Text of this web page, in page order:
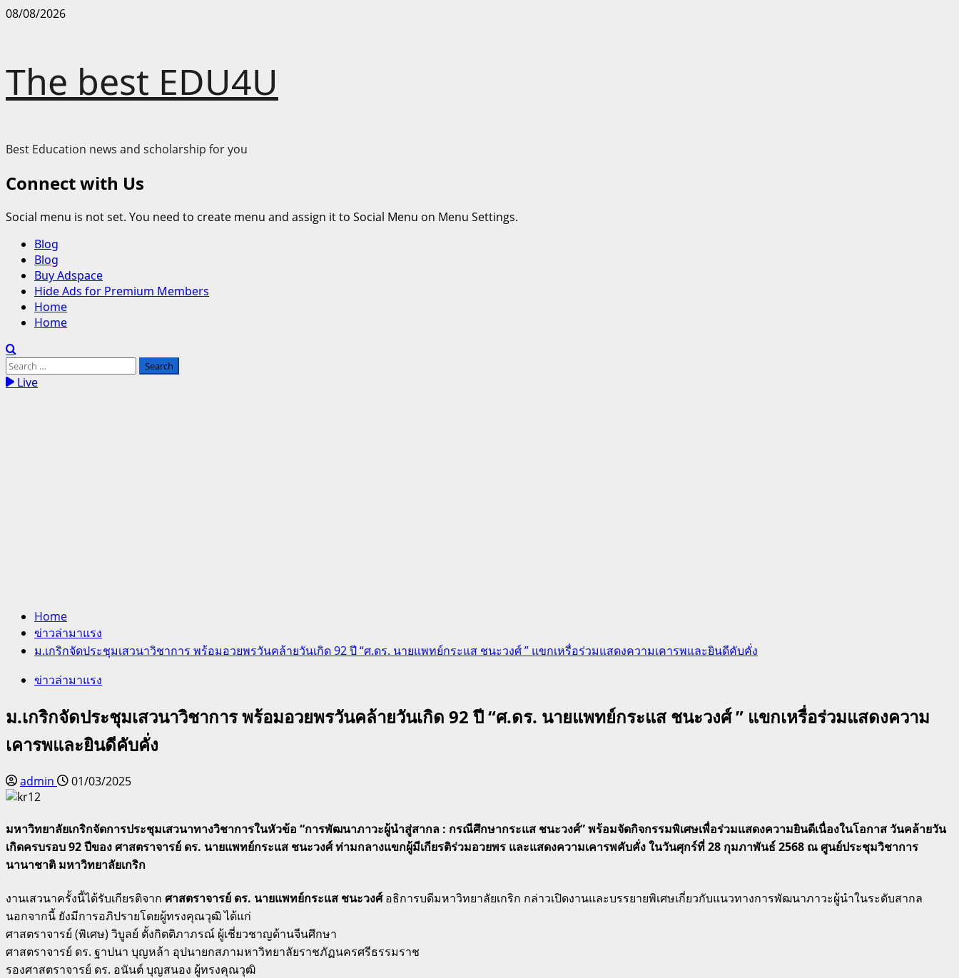
Skip
08/08/2026
The best EDU4U
Best Education news and scholarship for you
Connect with Us
Social menu is not set. You need to create menu and assign it to Social Menu on Menu Settings.
Primary
Menu
Blog
Blog
Buy Adspace
Hide Ads for Premium Members
Home
Home
Search
for:Live
Home
ข่าวล่ามาแรง
ม.เกริกจัดประชุมเสวนาวิชาการ พร้อมอวยพรวันคล้ายวันเกิด 92 ปี “ศ.ดร. นายแพทย์กระแส ชนะวงศ์ ” แขกเหรื่อร่วมแสดงความเคารพและยินดีคับคั่ง
ข่าวล่ามาแรง
ม.เกริกจัดประชุมเสวนาวิชาการ พร้อมอวยพรวันคล้ายวันเกิด 92 ปี “ศ.ดร. นายแพทย์กระแส ชนะวงศ์ ” แขกเหรื่อร่วมแสดงความ
เคารพและยินดีคับคั่ง
admin 01/03/2025
มหาวิทยาลัยเกริกจัดการประชุมเสวนาทางวิชาการในหัวข้อ “การพัฒนาภาวะผู้นำสู่สากล : กรณีศึกษากระแส ชนะวงศ์” พร้อมจัดกิจกรรมพิเศษเพื่อร่วมแสดงความยินดีเนื่องในโอกาส วันคล้ายวัน
เกิดครบรอบ 92 ปีของ ศาสตราจารย์ ดร. นายแพทย์กระแส ชนะวงศ์ ท่ามกลางแขกผู้มีเกียรติร่วมอวยพร และแสดงความเคารพคับคั่ง ในวันศุกร์ที่ 28 กุมภาพันธ์ 2568 ณ ศูนย์ประชุมวิชาการ
นานาชาติ มหาวิทยาลัยเกริก
งานเสวนาครั้งนี้ได้รับเกียรติจาก ศาสตราจารย์ ดร. นายแพทย์กระแส ชนะวงศ์อธิการบดีมหาวิทยาลัยเกริก กล่าวเปิดงานและบรรยายพิเศษเกี่ยวกับแนวทางการพัฒนาภาวะผู้นำในระดับสากล
นอกจากนี้ ยังมีการอภิปรายโดยผู้ทรงคุณวุฒิ ได้แก่
ศาสตราจารย์ (พิเศษ) วิบูลย์ ตั้งกิตติภาภรณ์ ผู้เชี่ยวชาญด้านจีนศึกษา
ศาสตราจารย์ ดร. ฐาปนา บุญหล้า อุปนายกสภามหาวิทยาลัยราชภัฏนครศรีธรรมราช
รองศาสตราจารย์ ดร. อนันต์ บุญสนอง ผู้ทรงคุณวุฒิ